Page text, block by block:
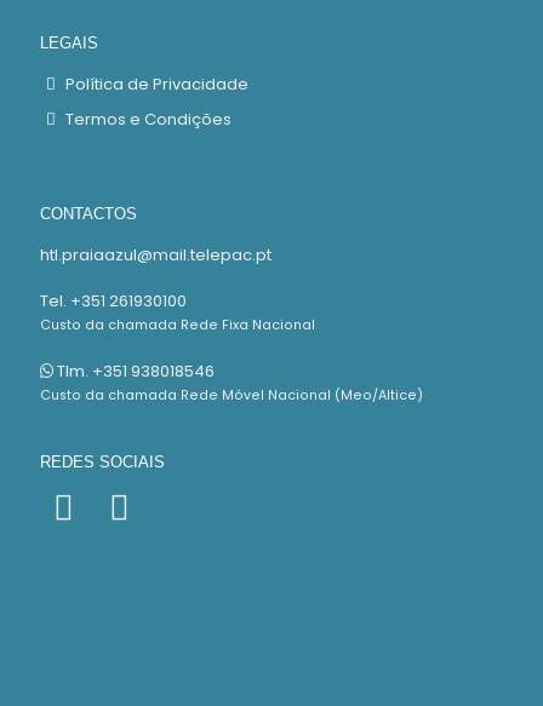
LEGAIS
Política de Privacidade
Termos e Condições
CONTACTOS
htl.praiaazul@mail.telepac.pt
Tel. +351 261930100
Custo da chamada Rede Fixa Nacional
Tlm. +351 938018546
Custo da chamada Rede Móvel Nacional (Meo/Altice)
REDES SOCIAIS